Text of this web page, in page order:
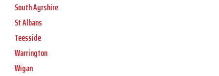
South Ayrshire
St Albans
Teesside
Warrington
Wigan